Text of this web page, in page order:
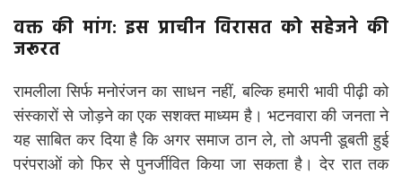
वक्त की मांग: इस प्राचीन विरासत को सहेजने की
जरूरत
रामलीला सिर्फ मनोरंजन का साधन नहीं, बल्कि हमारी भावी पीढ़ी को
संस्कारों से जोड़ने का एक सशक्त माध्यम है। भटनवारा की जनता ने
यह साबित कर दिया है कि अगर समाज ठान ले, तो अपनी डूबती हुई
परंपराओं को फिर से पुनर्जीवित किया जा सकता है। देर रात तक